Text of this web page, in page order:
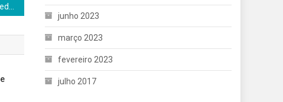
junho 2023
março 2023
fevereiro 2023
julho 2017